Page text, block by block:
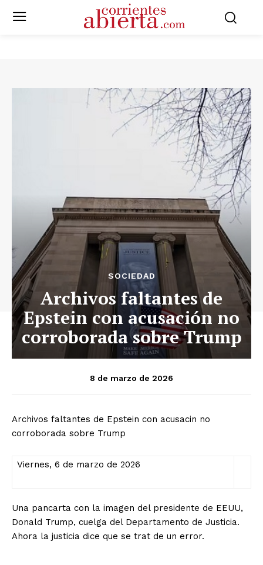
SOCIEDAD
Archivos faltantes de
Epstein con acusación no
corroborada sobre Trump
8 de marzo de 2026
Archivos faltantes de Epstein con acusacin no
corroborada sobre Trump
Viernes, 6 de marzo de 2026
Una pancarta con la imagen del presidente de EEUU,
Donald Trump, cuelga del Departamento de Justicia.
Ahora la justicia dice que se trat de un error.